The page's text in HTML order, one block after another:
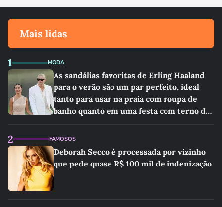
Mais lidas
1 MODA
As sandálias favoritas de Erling Haaland
para o verão são um par perfeito, ideal
tanto para usar na praia com roupa de
banho quanto em uma festa com terno de
2 FAMOSOS
Deborah Secco é processada por vizinho
que pede quase R$ 100 mil de indenização